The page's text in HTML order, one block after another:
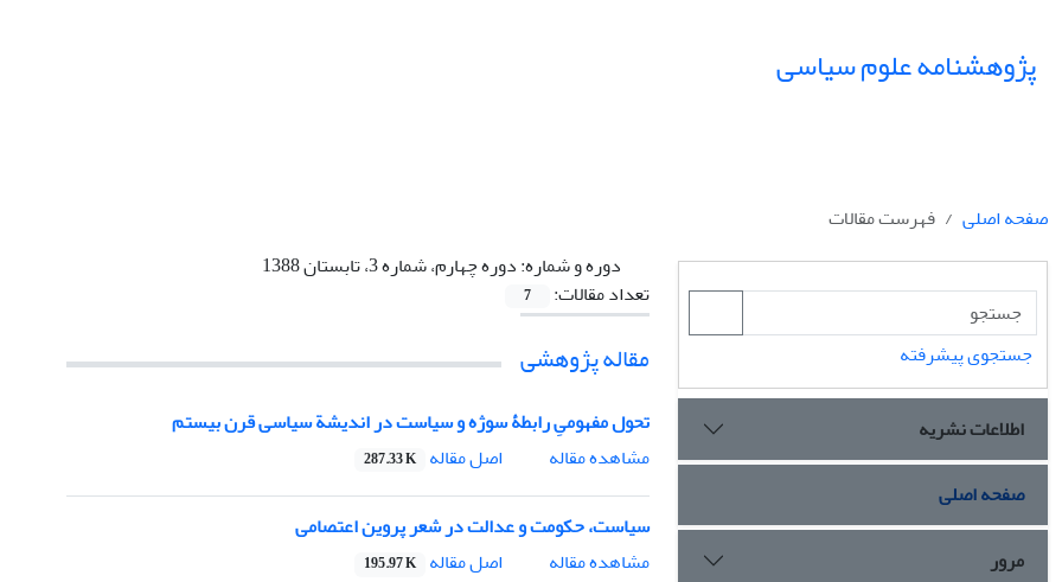
پژوهشنامه علوم سیاسی
صفحه اصلی
فهرست مقالات
دوره و شماره:دوره چهارم، شماره 3، تابستان 1388
تعداد مقالات:
7
مقاله پژوهشی
تحول مفهومیِ رابطۀ سوژه و سیاست در اندیشة سیاسی قرن بیستم
مشاهده مقاله
اصل مقاله 287.33 K
سیاست، حکومت و عدالت در شعر پروین اعتصامی
مشاهده مقاله
اصل مقاله 195.97 K
جستجوی پیشرفته
اطلاعات نشریه
صفحه اصلی
مرور